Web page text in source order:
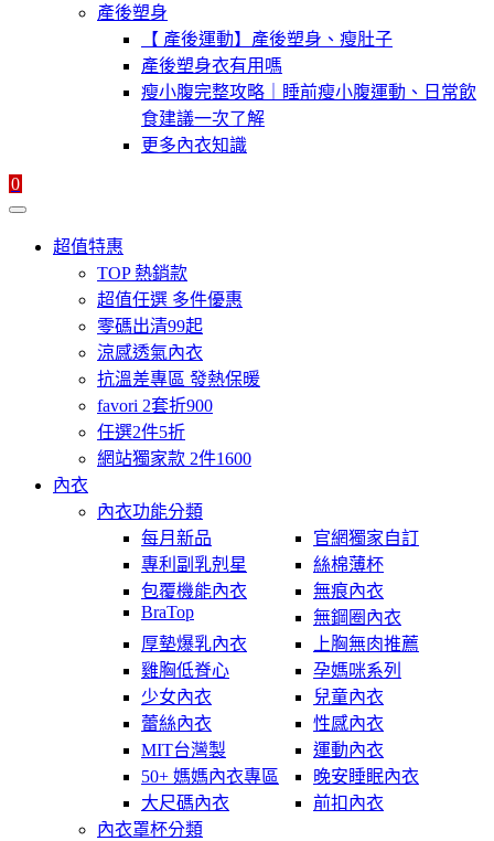
產後塑身
【 產後運動】產後塑身、瘦肚子
產後塑身衣有用嗎
瘦小腹完整攻略｜睡前瘦小腹運動、日常飲
食建議一次了解
更多內衣知識
0
超值特惠
TOP 熱銷款
超值任選 多件優惠
零碼出清99起
涼感透氣內衣
抗溫差專區 發熱保暖
favori 2套折900
任選2件5折
網站獨家款 2件1600
內衣
內衣功能分類
每月新品
官網獨家自訂
專利副乳剋星
絲棉薄杯
包覆機能內衣
無痕內衣
BraTop
無鋼圈內衣
厚墊爆乳內衣
上胸無肉推薦
雞胸低脊心
孕媽咪系列
少女內衣
兒童內衣
蕾絲內衣
性感內衣
MIT台灣製
運動內衣
50+ 媽媽內衣專區
晚安睡眠內衣
大尺碼內衣
前扣內衣
內衣罩杯分類